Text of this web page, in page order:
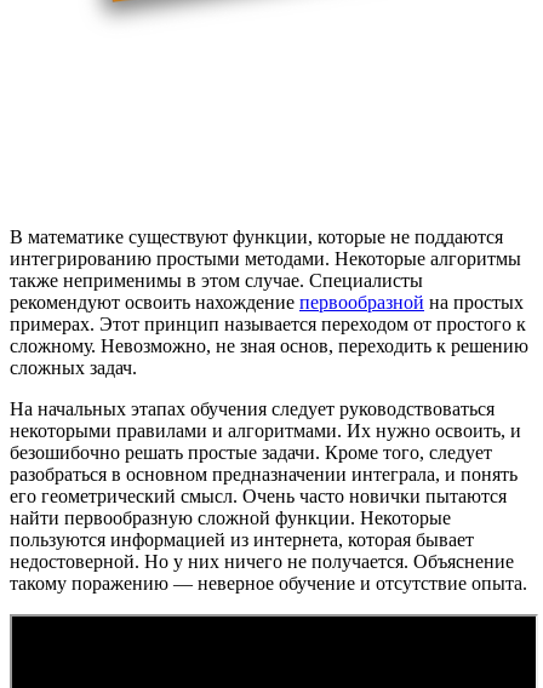
В математике существуют функции, которые не поддаются
интегрированию простыми методами. Некоторые алгоритмы
также неприменимы в этом случае. Специалисты
рекомендуют освоить нахождение первообразной на простых
примерах. Этот принцип называется переходом от простого к
сложному. Невозможно, не зная основ, переходить к решению
сложных задач.
На начальных этапах обучения следует руководствоваться
некоторыми правилами и алгоритмами. Их нужно освоить, и
безошибочно решать простые задачи. Кроме того, следует
разобраться в основном предназначении интеграла, и понять
его геометрический смысл. Очень часто новички пытаются
найти первообразную сложной функции. Некоторые
пользуются информацией из интернета, которая бывает
недостоверной. Но у них ничего не получается. Объяснение
такому поражению — неверное обучение и отсутствие опыта.